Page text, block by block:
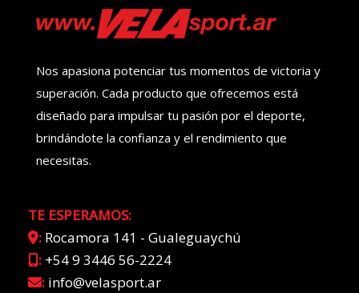
Nos apasiona potenciar tus momentos de victoria y
superación. Cada producto que ofrecemos está
diseñado para impulsar tu pasión por el deporte,
brindándote la confianza y el rendimiento que
necesitas.
TE ESPERAMOS:
: Rocamora 141 - Gualeguaychú
: +54 9 3446 56-2224
: info@velasport.ar